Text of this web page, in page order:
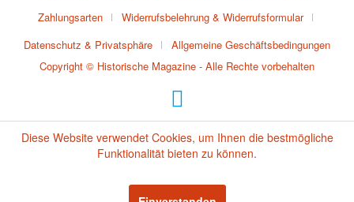
Zahlungsarten
Widerrufsbelehrung & Widerrufsformular
Datenschutz & Privatsphäre
Allgemeine Geschäftsbedingungen
Copyright © Historische Magazine - Alle Rechte vorbehalten
Diese Website verwendet Cookies, um Ihnen die bestmögliche
Funktionalität bieten zu können.